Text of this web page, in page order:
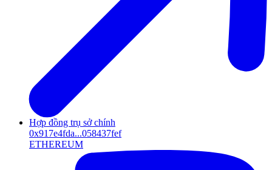
Hợp đồng trụ sở chính
0x917e4fda...058437fef
ETHEREUM